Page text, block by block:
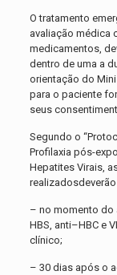
O tratamento
avaliação médica
medicamentos,
dentro de uma a
orientação do
para o paciente
seus
Segundo o
Profilaxia pós-
Hepatites Virais,
– no momento do
HBS, anti–HBC e
clínico;
– 30 dias após o